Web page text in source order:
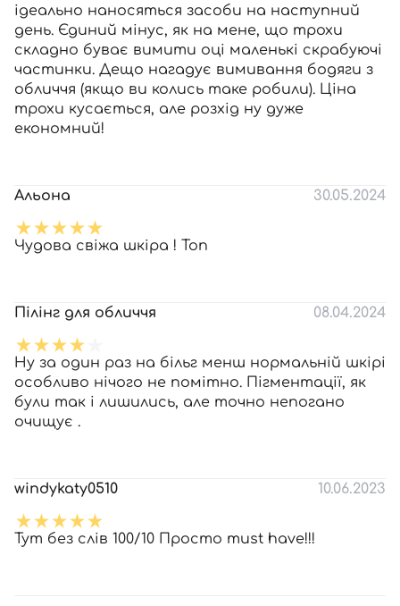
ідеально наносяться засоби на наступний
день. Єдиний мінус, як на мене, що трохи
складно буває вимити оці маленькі скрабуючі
частинки. Дещо нагадує вимивання бодяги з
обличчя (якщо ви колись таке робили). Ціна
трохи кусається, але розхід ну дуже
економний!
Альона 30.05.2024
Чудова свіжа шкіра ! Топ
Пілінг для обличчя 08.04.2024
Ну за один раз на більг менш нормальній шкірі
особливо нічого не помітно. Пігментації, як
були так і лишились, але точно непогано
очищує .
windykaty0510 10.06.2023
Тут без слів 100/10 Просто must have!!!